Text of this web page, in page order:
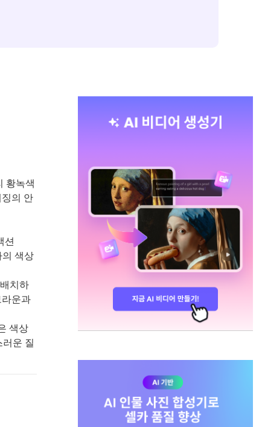
황녹색
의 안
션
색상
치하
운과
색상
운 질